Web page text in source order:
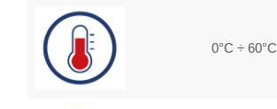
0°C ÷ 60°C